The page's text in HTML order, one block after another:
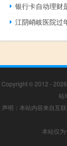
银行卡自动理财
江阴峭岐医院过
Copyright © 2012 - 2026
站
声明：本站内容来自互
本站仅